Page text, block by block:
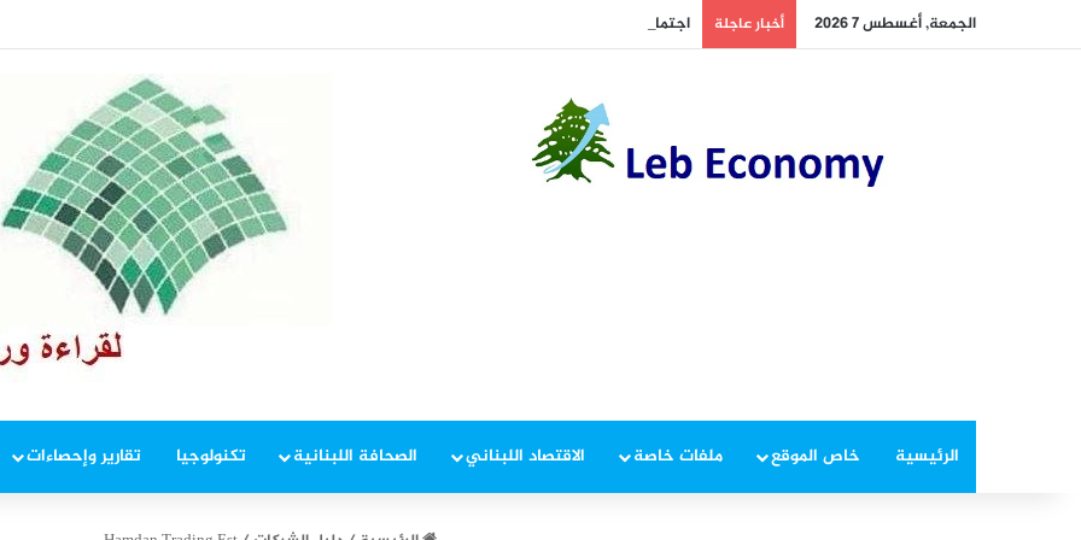
الجمعة, أغسطس 7 2026 أخبار عاجلة اجتماع وزاري تشاوري في السراي لبحث مشروع “الجمهورية القائمة على الذكاء الاصطناعي”
الرئيسية خاص الموقع ملفات خاصة الاقتصاد اللبناني الصحافة اللبنانية تكنولوجيا تقارير وإحصاءات